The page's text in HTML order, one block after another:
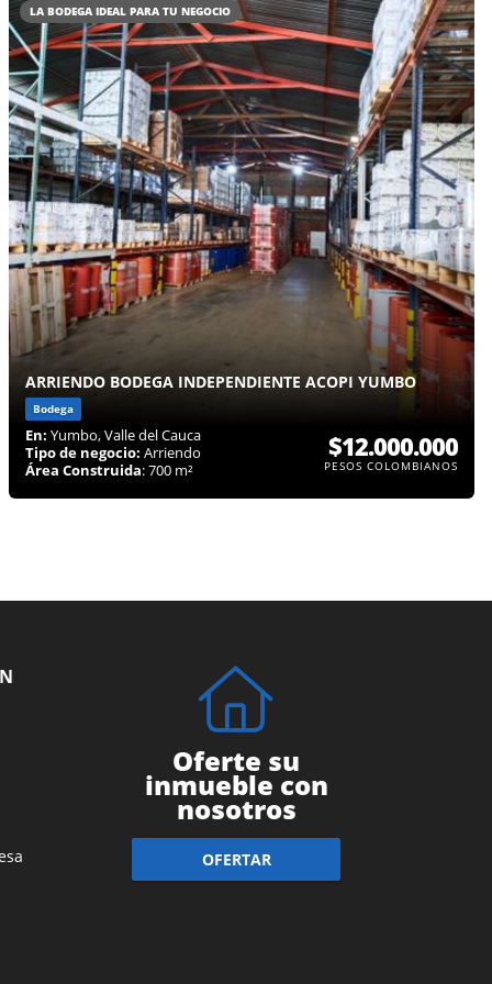
LA BODEGA IDEAL PARA TU NEGOCIO
ARRIENDO BODEGA INDEPENDIENTE ACOPI YUMBO
Bodega
En: Yumbo, Valle del Cauca
Tipo de negocio: Arriendo
Área Construida: 700 m²
$12.000.000
PESOS COLOMBIANOS
Oferte su
inmueble con
nosotros
OFERTAR